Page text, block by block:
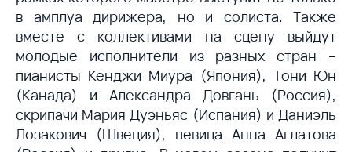
в амплуа дирижера, но и солиста. Также
вместе с коллективами на сцену выйдут
молодые исполнители из разных стран –
пианисты Кенджи Миура (Япония), Тони Юн
(Канада) и Александра Довгань (Россия),
скрипачи Мария Дуэньяс (Испания) и Даниэль
Лозакович (Швеция), певица Анна Аглатова